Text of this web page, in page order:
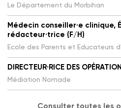
Le Département du Morbihan
Médecin conseiller·e clinique,
rédacteur·trice (F/H)
Ecole des Parents et Educateurs
DIRECTEUR·RICE DES
Médiation Nomade
Consulter toutes les